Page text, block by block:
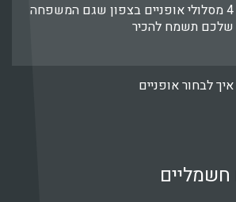
אופניים בצפון שגם המשפחה
להכיר
אופניים